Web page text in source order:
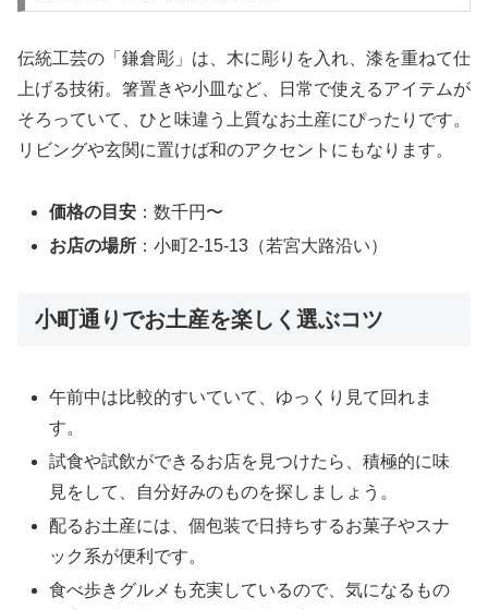
伝統工芸の「鎌倉彫」は、木に彫りを入れ、漆を重ねて仕
上げる技術。箸置きや小皿など、日常で使えるアイテムが
そろっていて、ひと味違う上質なお土産にぴったりです。
リビングや玄関に置けば和のアクセントにもなります。
価格の目安 ：数千円〜
お店の場所 ：小町2-15-13（若宮大路沿い）
小町通りでお土産を楽しく選ぶコツ
午前中は比較的すいていて、ゆっくり見て回れま
す。
試食や試飲ができるお店を見つけたら、積極的に味
見をして、自分好みのものを探しましょう。
配るお土産には、個包装で日持ちするお菓子やスナ
ック系が便利です。
食べ歩きグルメも充実しているので、気になるもの